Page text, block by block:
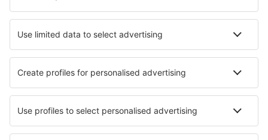
Află mai multe
Companii aeriene
Wizz Air